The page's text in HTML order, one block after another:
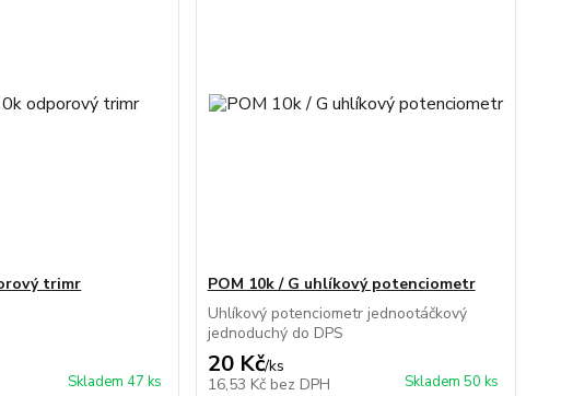
trimr
Skladem 47 ks
POM 10k / G uhlíkový potenciometr
Uhlíkový potenciometr jednootáčkový
jednoduchý do DPS
20 Kč/ks
16,53 Kč bez DPH Skladem 50 ks